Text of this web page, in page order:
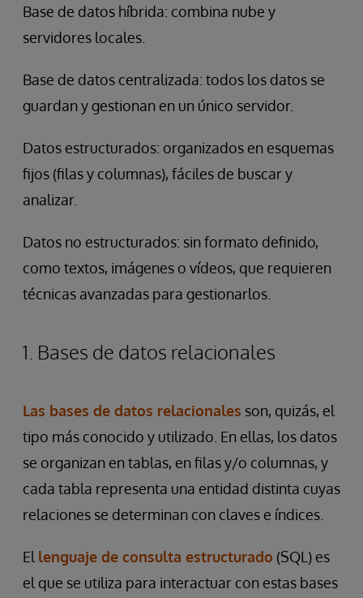
Base de datos híbrida: combina nube y
servidores locales.
Base de datos centralizada: todos los datos se
guardan y gestionan en un único servidor.
Datos estructurados: organizados en esquemas
fijos (filas y columnas), fáciles de buscar y
analizar.
Datos no estructurados: sin formato definido,
como textos, imágenes o vídeos, que requieren
técnicas avanzadas para gestionarlos.
1. Bases de datos relacionales
Las bases de datos relacionales son, quizás, el
tipo más conocido y utilizado. En ellas, los datos
se organizan en tablas, en filas y/o columnas, y
cada tabla representa una entidad distinta cuyas
relaciones se determinan con claves e índices.
El lenguaje de consulta estructurado (SQL) es
el que se utiliza para interactuar con estas bases